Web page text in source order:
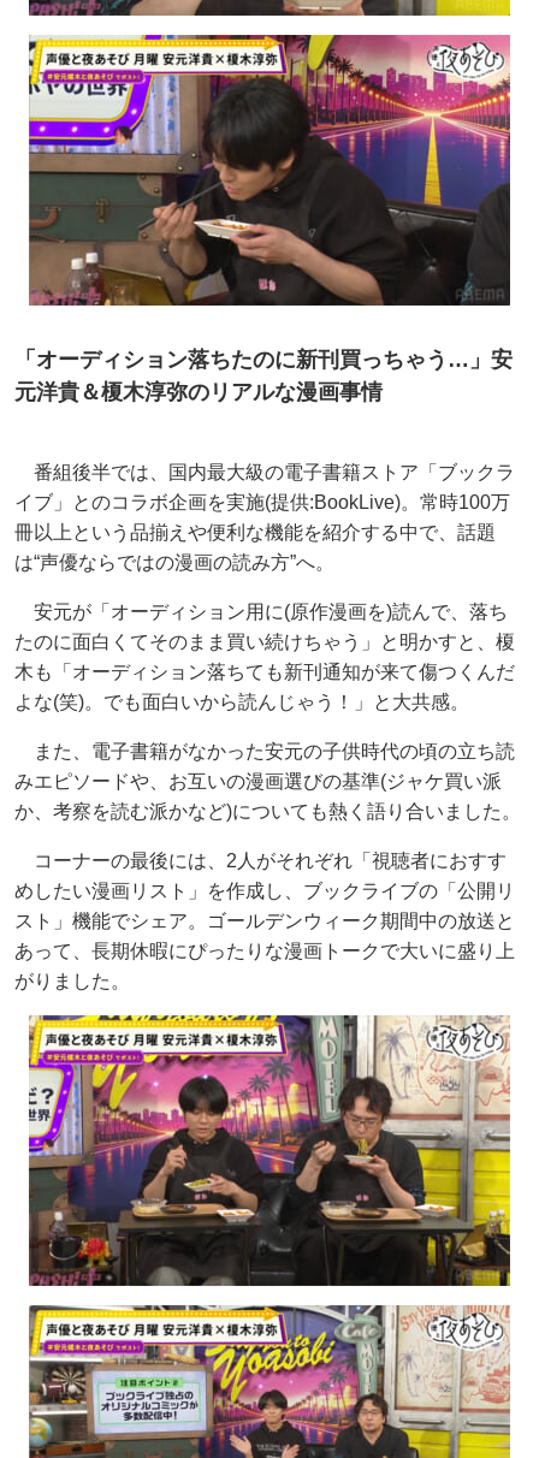
「オーディション落ちたのに新刊買っちゃう…」安
元洋貴＆榎木淳弥のリアルな漫画事情
番組後半では、国内最大級の電子書籍ストア「ブックラ
イブ」とのコラボ企画を実施(提供:BookLive)。常時100万
冊以上という品揃えや便利な機能を紹介する中で、話題
は“声優ならではの漫画の読み方”へ。
安元が「オーディション用に(原作漫画を)読んで、落ち
たのに面白くてそのまま買い続けちゃう」と明かすと、榎
木も「オーディション落ちても新刊通知が来て傷つくんだ
よな(笑)。でも面白いから読んじゃう！」と大共感。
また、電子書籍がなかった安元の子供時代の頃の立ち読
みエピソードや、お互いの漫画選びの基準(ジャケ買い派
か、考察を読む派かなど)についても熱く語り合いました。
コーナーの最後には、2人がそれぞれ「視聴者におすす
めしたい漫画リスト」を作成し、ブックライブの「公開リ
スト」機能でシェア。ゴールデンウィーク期間中の放送と
あって、長期休暇にぴったりな漫画トークで大いに盛り上
がりました。